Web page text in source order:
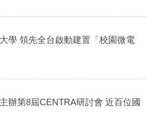
學 領先全台啟動建置「校園微電
辦第8屆CENTRA研討會 近百位國